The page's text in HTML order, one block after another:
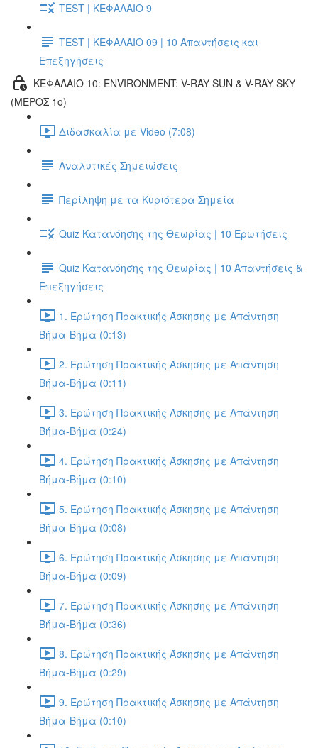
TEST | ΚΕΦΑΛΑΙΟ 9
TEST | ΚΕΦΑΛΑΙΟ 09 | 10 Απαντήσεις και
Επεξηγήσεις
ΚΕΦΑΛΑΙΟ 10: ENVIRONMENT: V-RAY SUN & V-RAY SKY
(ΜΕΡΟΣ 1ο)
Διδασκαλία με Video (7:08)
Αναλυτικές Σημειώσεις
Περίληψη με τα Κυριότερα Σημεία
Quiz Κατανόησης της Θεωρίας | 10 Ερωτήσεις
Quiz Κατανόησης της Θεωρίας | 10 Απαντήσεις &
Επεξηγήσεις
1. Ερώτηση Πρακτικής Άσκησης με Απάντηση
Βήμα-Βήμα (0:13)
2. Ερώτηση Πρακτικής Άσκησης με Απάντηση
Βήμα-Βήμα (0:11)
3. Ερώτηση Πρακτικής Άσκησης με Απάντηση
Βήμα-Βήμα (0:24)
4. Ερώτηση Πρακτικής Άσκησης με Απάντηση
Βήμα-Βήμα (0:10)
5. Ερώτηση Πρακτικής Άσκησης με Απάντηση
Βήμα-Βήμα (0:08)
6. Ερώτηση Πρακτικής Άσκησης με Απάντηση
Βήμα-Βήμα (0:09)
7. Ερώτηση Πρακτικής Άσκησης με Απάντηση
Βήμα-Βήμα (0:36)
8. Ερώτηση Πρακτικής Άσκησης με Απάντηση
Βήμα-Βήμα (0:29)
9. Ερώτηση Πρακτικής Άσκησης με Απάντηση
Βήμα-Βήμα (0:10)